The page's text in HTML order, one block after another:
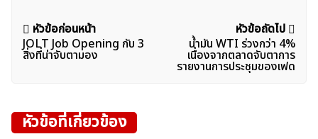
แนะแนว
เรื่อง
หัวข้อก่อนหน้า
JOLT Job Opening กับ 3
สิ่งที่น่าจับตามอง
หัวข้อถัดไป
น้ำมัน WTI ร่วงกว่า 4%
เนื่องจากตลาดจับตาการ
รายงานการประชุมของเฟด
หัวข้อที่เกี่ยวข้อง